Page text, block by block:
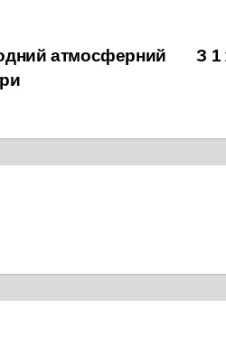
З 1
атмосферний